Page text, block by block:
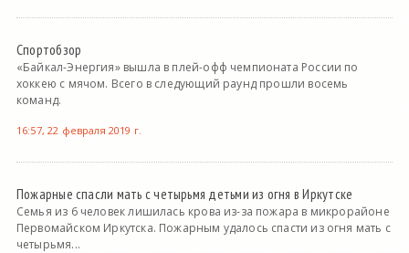
Спортобзор
«Байкал-Энергия» вышла в плей-офф чемпионата России по
хоккею с мячом. Всего в следующий раунд прошли восемь
команд.
16:57, 22 февраля 2019 г.
Пожарные спасли мать с четырьмя детьми из огня в Иркутске
Семья из 6 человек лишилась крова из-за пожара в микрорайоне
Первомайском Иркутска. Пожарным удалось спасти из огня мать с
четырьмя...